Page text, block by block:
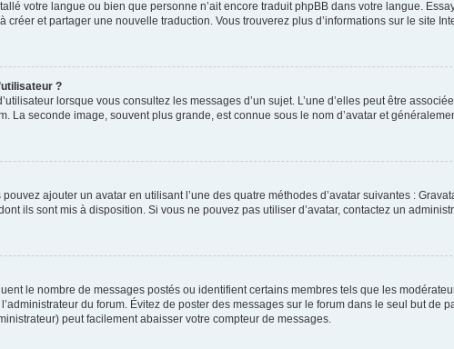
votre langue ou bien que personne n’ait encore traduit phpBB dans votre langue.
créer et partager une nouvelle traduction. Vous trouverez plus d’informations sur le site
?
lorsque vous consultez les messages d’un sujet. L’une d’elles peut être
La seconde image, souvent plus grande, est connue sous le nom d’avatar et
ajouter un avatar en utilisant l’une des quatre méthodes d’avatar suivantes :
ils sont mis à disposition. Si vous ne pouvez pas utiliser d’avatar, contactez un
le nombre de messages postés ou identifient certains membres tels que les
du forum. Évitez de poster des messages sur le forum dans le seul but de
peut facilement abaisser votre compteur de messages.